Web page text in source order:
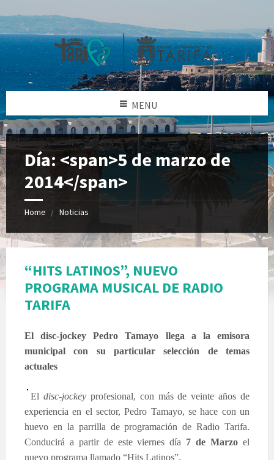
MENU
Día: <span>5 de marzo de
2014</span>
Home Noticias
“HITS LATINOS”, NUEVO
PROGRAMA MUSICAL DE RADIO
TARIFA
El disc-jockey Pedro Tamayo llega a la emisora
municipal con su particular selección de temas
actuales
El disc-jockey profesional, con más de veinte años de
experiencia en el sector, Pedro Tamayo, se hace con un
huevo en la parrilla de programación de Radio Tarifa.
Conducirá a partir de este viernes día 7 de Marzo el
nuevo programa llamado “Hits Latinos”.